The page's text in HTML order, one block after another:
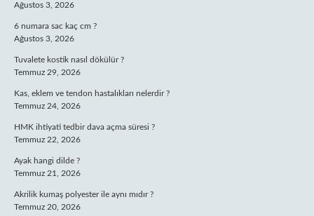
Ağustos 3, 2026
6 numara sac kaç cm ?
Ağustos 3, 2026
Tuvalete kostik nasıl dökülür ?
Temmuz 29, 2026
Kas, eklem ve tendon hastalıkları nelerdir ?
Temmuz 24, 2026
HMK ihtiyati tedbir dava açma süresi ?
Temmuz 22, 2026
Ayak hangi dilde ?
Temmuz 21, 2026
Akrilik kumaş polyester ile aynı mıdır ?
Temmuz 20, 2026